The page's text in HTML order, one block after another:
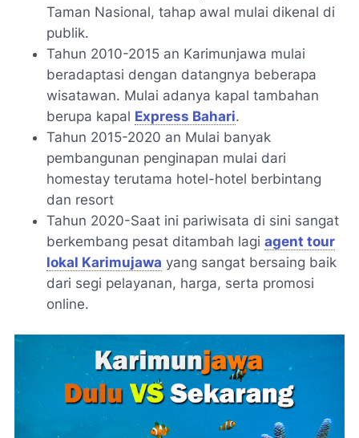
Taman Nasional, tahap awal mulai dikenal di
publik.
Tahun 2010-2015 an Karimunjawa mulai
beradaptasi dengan datangnya beberapa
wisatawan. Mulai adanya kapal tambahan
berupa kapal Express Bahari.
Tahun 2015-2020 an Mulai banyak
pembangunan penginapan mulai dari
homestay terutama hotel-hotel berbintang
dan resort
Tahun 2020-Saat ini pariwisata di sini sangat
berkembang pesat ditambah lagi agent tour
lokal Karimujawa yang sangat bersaing baik
dari segi pelayanan, harga, serta promosi
online.